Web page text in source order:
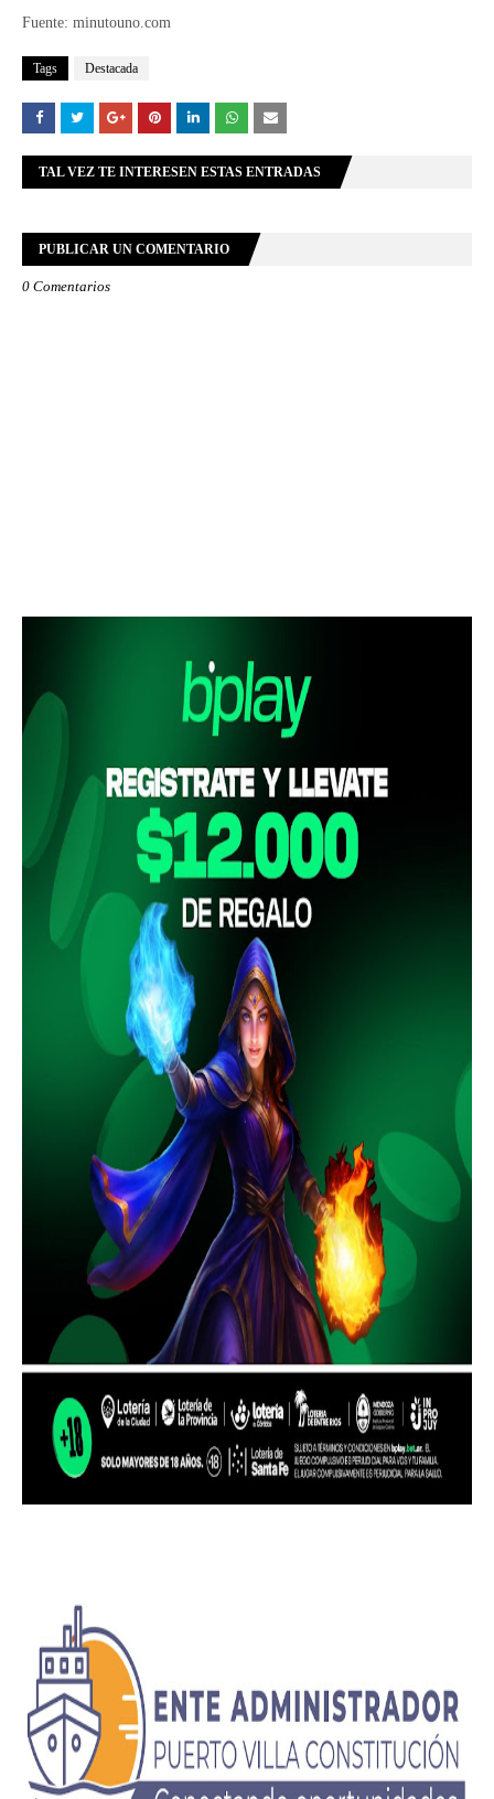
Fuente: minutouno.com
Tags Destacada
TAL VEZ TE INTERESEN ESTAS ENTRADAS
PUBLICAR UN COMENTARIO
0 Comentarios